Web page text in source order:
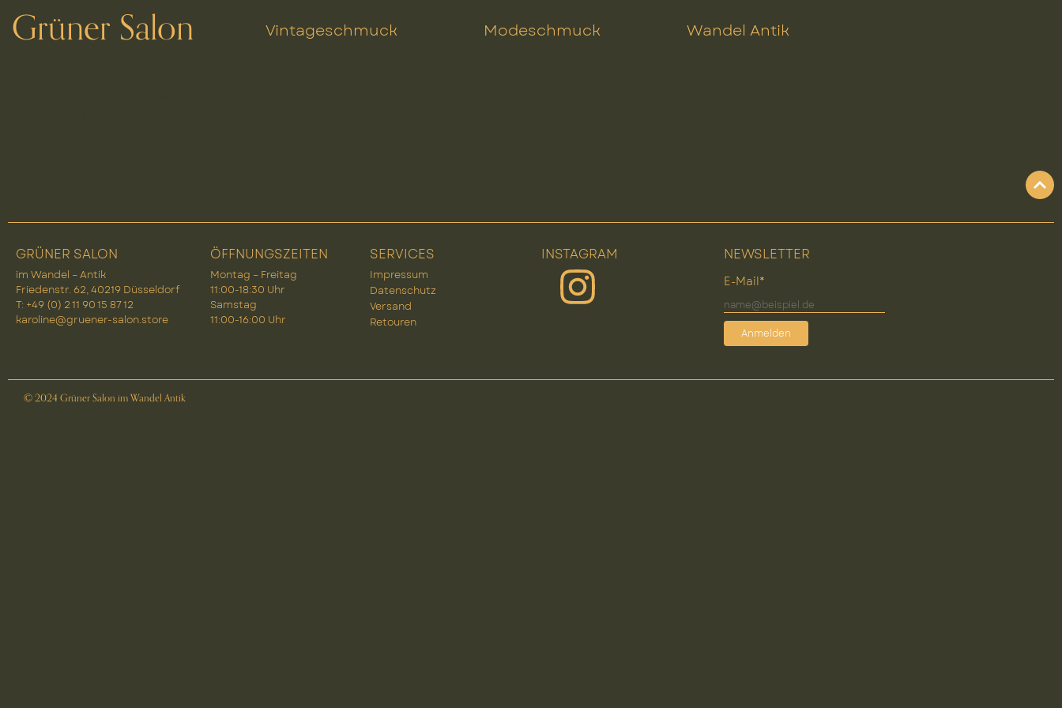
Grüner Salon Vintageschmuck Modeschmuck Wandel Antik
GRÜNER SALON
im Wandel – Antik
Friedenstr. 62, 40219 Düsseldorf
T: +49 (0) 2 11 90 15 87 12
karoline@gruener-salon.store
ÖFFNUNGSZEITEN
Montag – Freitag
11:00-18:30 Uhr
Samstag
11:00-16:00 Uhr
SERVICES
Impressum
Datenschutz
Versand
Retouren
INSTAGRAM NEWSLETTER
E-Mail*
Anmelden
© 2024 Grüner Salon im Wandel Antik